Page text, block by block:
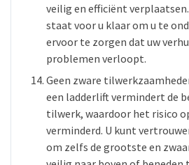
veilig en efficiënt
staat voor u klaar om u te
ervoor te zorgen dat uw
problemen verloopt.
Geen zware
een ladderlift vermindert de
tilwerk, waardoor het risico
verminderd. U kunt
om zelfs de grootste en